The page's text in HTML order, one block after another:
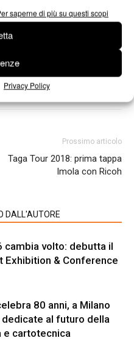
saperne di più su questi scopi
Privacy Policy
grandi opportunità».
Prossimo articolo
Taga Tour 2018: prima tappa
Imola con Ricoh
DALL'AUTORE
cambia volto: debutta il
Exhibition & Conference
80 anni, a Milano
al futuro della
e cartotecnica